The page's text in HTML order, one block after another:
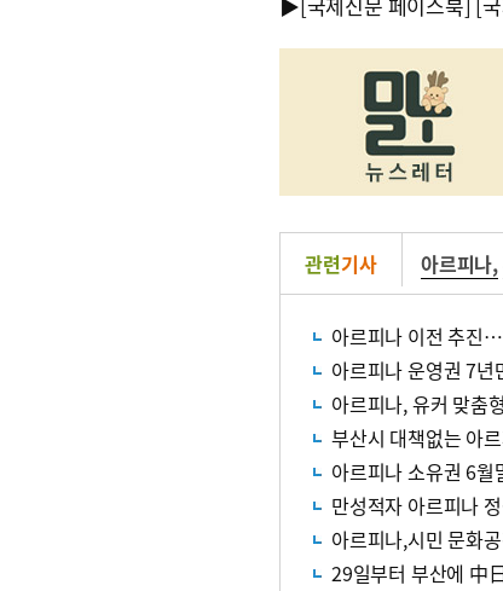
관련기사 아르피나,
아르피나 이전 추진…
아르피나 운영권 7년
아르피나, 유커 맞춤
부산시 대책없는 아
아르피나 소유권 6월
만성적자 아르피나
아르피나,시민 문화
29일부터 부산에 中